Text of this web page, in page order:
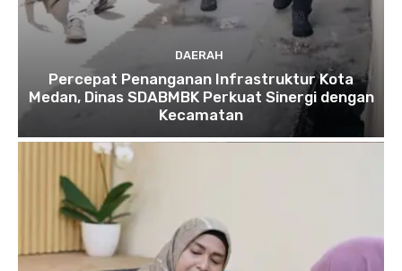
DAERAH
Percepat Penanganan Infrastruktur Kota
Medan, Dinas SDABMBK Perkuat Sinergi dengan
Kecamatan